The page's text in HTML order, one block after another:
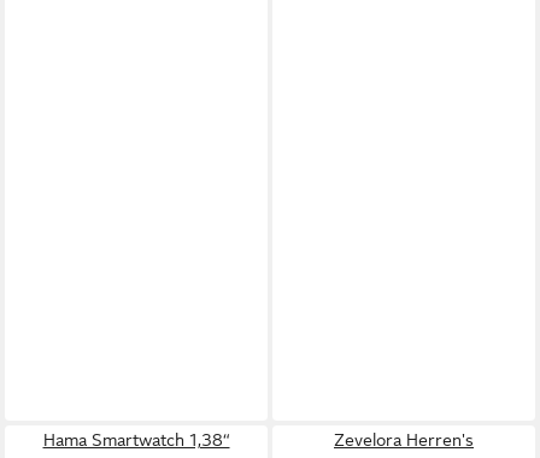
Hama Smartwatch 1,38“
Zevelora Herren's